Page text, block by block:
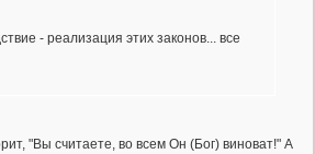
- реализация этих законов... все
"Вы считаете, во всем Он (Бог) виноват!" А